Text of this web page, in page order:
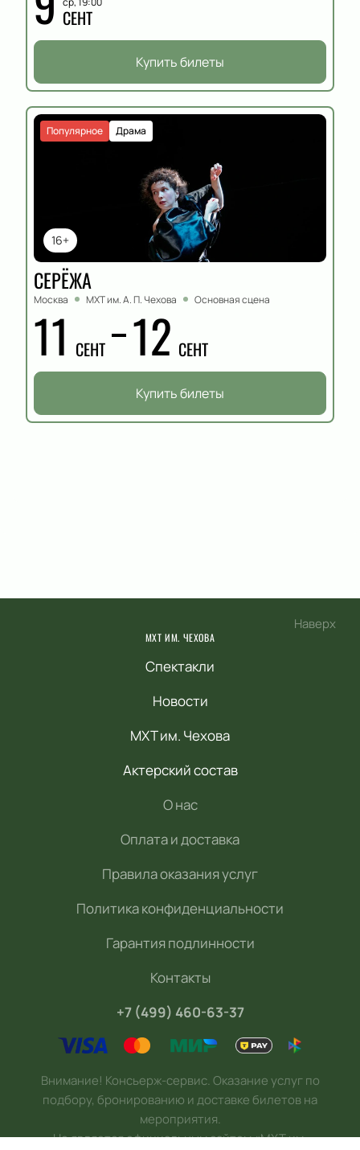
СЕНТ
Купить билеты
16+
Драма
Популярное
СЕРЁЖА
Москва МХТ им. А. П. Чехова Основная сцена
11 СЕНТ 12 СЕНТ
Купить билеты
Наверх
МХТ ИМ. ЧЕХОВА
Спектакли
Новости
МХТ им. Чехова
Актерский состав
О нас
Оплата и доставка
Правила оказания услуг
Политика конфиденциальности
Гарантия подлинности
Контакты
+7 (499) 460-63-37
Внимание! Консьерж-сервис. Оказание услуг по
подбору, бронированию и доставке билетов на
мероприятия.
Не является официальным сайтом «МХТ им.